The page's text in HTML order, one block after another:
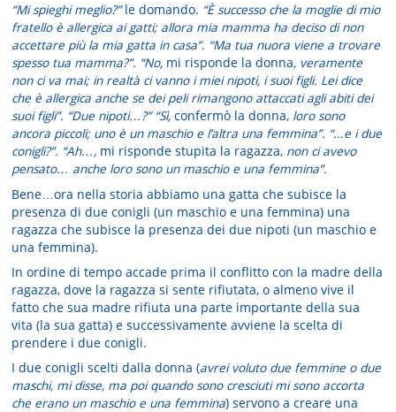
“Mi spieghi meglio?”le domando. “È successo che la moglie di mio
fratello è allergica ai gatti; allora mia mamma ha deciso di non
accettare più la mia gatta in casa”. “Ma tua nuora viene a trovare
spesso tua mamma?”. “No, mi risponde la donna, veramente
non ci va mai; in realtà ci vanno i miei nipoti, i suoi figli. Lei dice
che è allergica anche se dei peli rimangono attaccati agli abiti dei
suoi figli”. “Due nipoti…?” “Sì, confermò la donna, loro sono
ancora piccoli; uno è un maschio e l’altra una femmina”. “...e i due
conigli?”. “Ah…, mi risponde stupita la ragazza, non ci avevo
pensato… anche loro sono un maschio e una femmina”.
Bene…ora nella storia abbiamo una gatta che subisce la
presenza di due conigli (un maschio e una femmina) una
ragazza che subisce la presenza dei due nipoti (un maschio e
una femmina).
In ordine di tempo accade prima il conflitto con la madre della
ragazza, dove la ragazza si sente rifiutata, o almeno vive il
fatto che sua madre rifiuta una parte importante della sua
vita (la sua gatta) e successivamente avviene la scelta di
prendere i due conigli.
I due conigli scelti dalla donna (avrei voluto due femmine o due
maschi, mi disse, ma poi quando sono cresciuti mi sono accorta
che erano un maschio e una femmina) servono a creare una